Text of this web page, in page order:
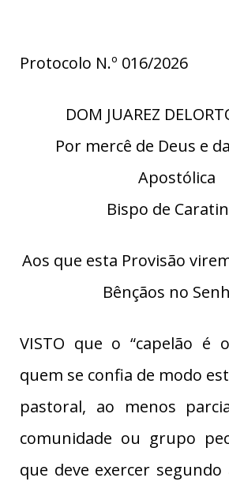
Protocolo N.º 016/2026
DOM JUAREZ
Por mercê de Deus e
Apostólica
Bispo de
Aos que esta Provisão
Bênçãos no
VISTO que o “capelão é
quem se confia de modo
pastoral, ao menos
comunidade ou grupo
que deve exercer